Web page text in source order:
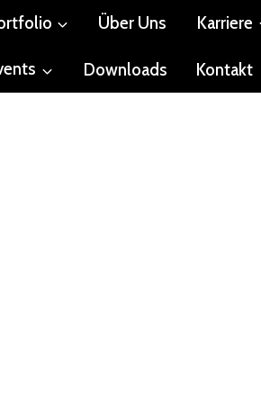
Über Uns Karriere
Downloads Kontakt